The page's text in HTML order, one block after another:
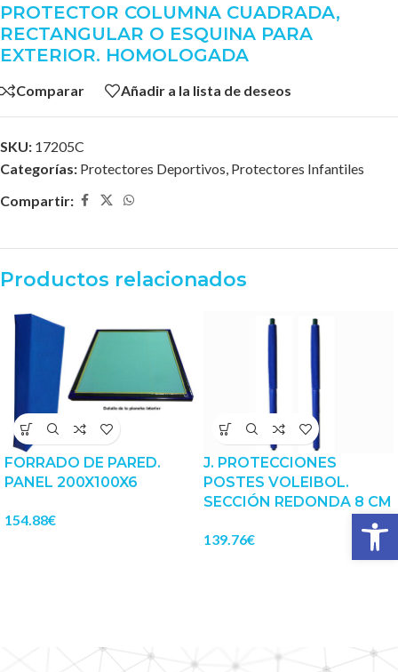
PROTECTOR COLUMNA CUADRADA,
RECTANGULAR O ESQUINA PARA
EXTERIOR. HOMOLOGADA
Comparar Añadir a la lista de deseos
SKU: 17205C
Categorías: Protectores Deportivos Protectores Infantiles
Compartir:
Productos relacionados
FORRADO DE PARED.
PANEL 200X100X6
154.88€
J. PROTECCIONES
POSTES VOLEIBOL.
SECCIÓN REDONDA 8 CM
139.76€
Abrir